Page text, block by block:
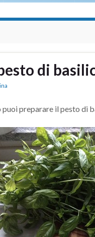
di
preparare il pesto di